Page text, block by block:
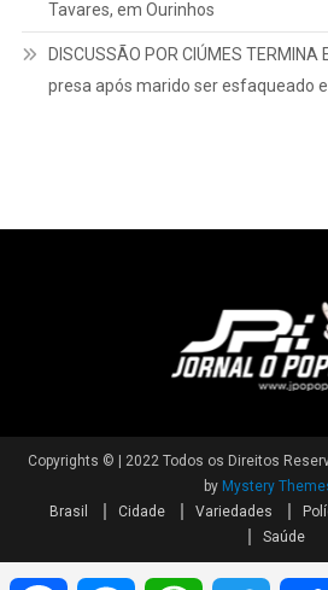
Tavares, em Ourinhos
DISCUSSÃO POR CIÚMES
presa após marido ser esfaqueado
Copyrights © | 2022 Todos os Direitos
by Mystery
Brasil
Cidade Variedades
Saúde